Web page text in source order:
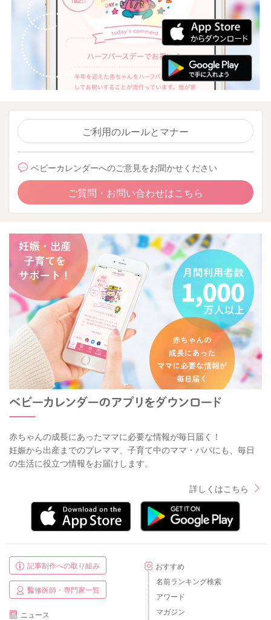
ご利用のルールとマナー
ベビーカレンダーへのご意見をお聞かせください
ご質問・お問い合わせはこちら
赤ちゃんの成長にあったママに必要な情報が毎日届く！
妊娠から出産までのプレママ、子育て中のママ・パパにも、毎日
の生活に役立つ情報をお届けします。
詳しくはこちら
記事制作への取り組み
監修医師・専門家一覧
ニュース
おすすめ
名前ランキング検索
アワード
マガジン